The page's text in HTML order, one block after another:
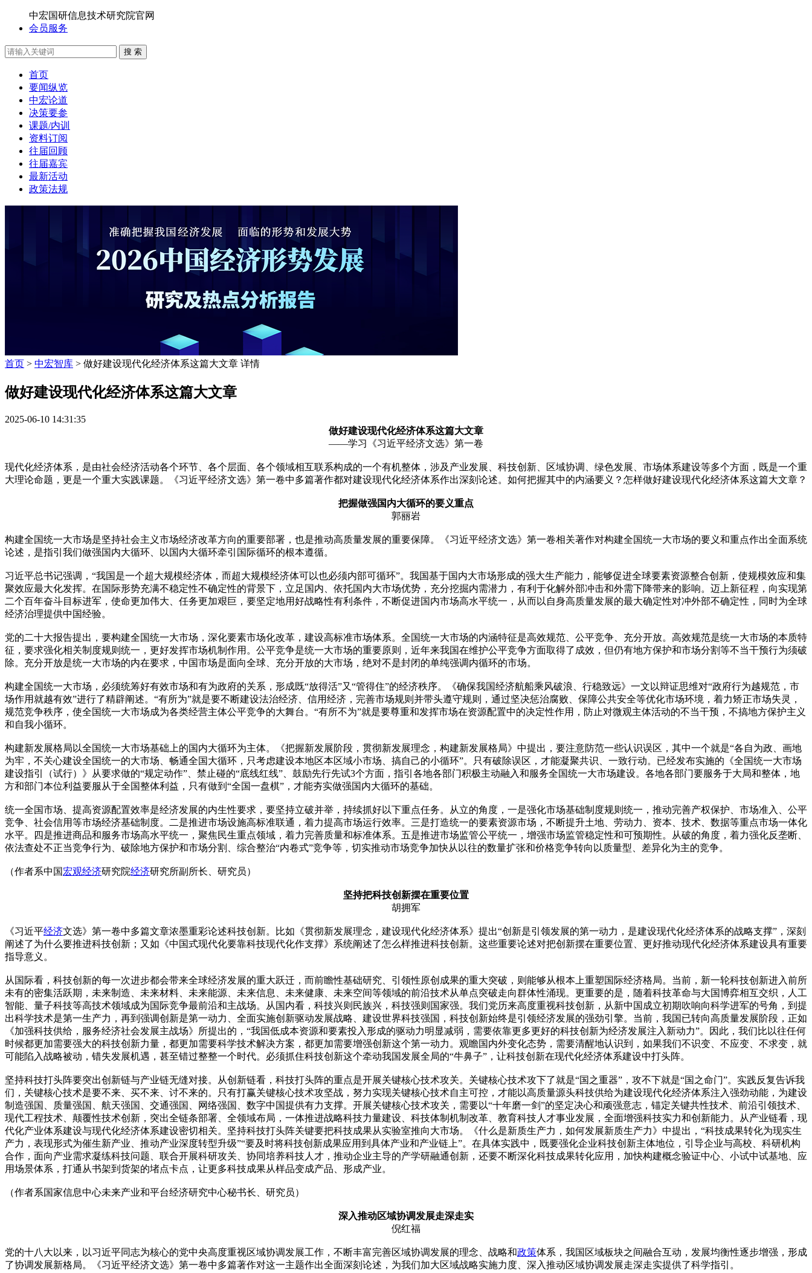
中宏国研信息技术研究院官网
会员服务
搜 索
首页
要闻纵览
中宏论道
决策要参
课题/内训
资料订阅
往届回顾
往届嘉宾
最新活动
政策法规
首页 > 中宏智库 > 做好建设现代化经济体系这篇大文章 详情
做好建设现代化经济体系这篇大文章
2025-06-10 14:31:35
做好建设现代化经济体系这篇大文章
——学习《习近平经济文选》第一卷
现代化经济体系，是由社会经济活动各个环节、各个层面、各个领域相互联系构成的一个有机整体，涉及产业发展、科技创新、区域协调、绿色发展、市场体系建设等多个方面，既是一个重
大理论命题，更是一个重大实践课题。《习近平经济文选》第一卷中多篇著作都对建设现代化经济体系作出深刻论述。如何把握其中的内涵要义？怎样做好建设现代化经济体系这篇大文章？
把握做强国内大循环的要义重点
郭丽岩
构建全国统一大市场是坚持社会主义市场经济改革方向的重要部署，也是推动高质量发展的重要保障。《习近平经济文选》第一卷相关著作对构建全国统一大市场的要义和重点作出全面系统
论述，是指引我们做强国内大循环、以国内大循环牵引国际循环的根本遵循。
习近平总书记强调，“我国是一个超大规模经济体，而超大规模经济体可以也必须内部可循环”。我国基于国内大市场形成的强大生产能力，能够促进全球要素资源整合创新，使规模效应和集
聚效应最大化发挥。在国际形势充满不稳定性不确定性的背景下，立足国内、依托国内大市场优势，充分挖掘内需潜力，有利于化解外部冲击和外需下降带来的影响。迈上新征程，向实现第
二个百年奋斗目标进军，使命更加伟大、任务更加艰巨，要坚定地用好战略性有利条件，不断促进国内市场高水平统一，从而以自身高质量发展的最大确定性对冲外部不确定性，同时为全球
经济治理提供中国经验。
党的二十大报告提出，要构建全国统一大市场，深化要素市场化改革，建设高标准市场体系。全国统一大市场的内涵特征是高效规范、公平竞争、充分开放。高效规范是统一大市场的本质特
征，要求强化相关制度规则统一，更好发挥市场机制作用。公平竞争是统一大市场的重要原则，近年来我国在维护公平竞争方面取得了成效，但仍有地方保护和市场分割等不当干预行为须破
除。充分开放是统一大市场的内在要求，中国市场是面向全球、充分开放的大市场，绝对不是封闭的单纯强调内循环的市场。
构建全国统一大市场，必须统筹好有效市场和有为政府的关系，形成既“放得活”又“管得住”的经济秩序。《确保我国经济航船乘风破浪、行稳致远》一文以辩证思维对“政府行为越规范，市
场作用就越有效”进行了精辟阐述。“有所为”就是要不断建设法治经济、信用经济，完善市场规则并带头遵守规则，通过坚决惩治腐败、保障公共安全等优化市场环境，着力矫正市场失灵，
规范竞争秩序，使全国统一大市场成为各类经营主体公平竞争的大舞台。“有所不为”就是要尊重和发挥市场在资源配置中的决定性作用，防止对微观主体活动的不当干预，不搞地方保护主义
和自我小循环。
构建新发展格局以全国统一大市场基础上的国内大循环为主体。《把握新发展阶段，贯彻新发展理念，构建新发展格局》中提出，要注意防范一些认识误区，其中一个就是“各自为政、画地
为牢，不关心建设全国统一的大市场、畅通全国大循环，只考虑建设本地区本区域小市场、搞自己的小循环”。只有破除误区，才能凝聚共识、一致行动。已经发布实施的《全国统一大市场
建设指引（试行）》从要求做的“规定动作”、禁止碰的“底线红线”、鼓励先行先试3个方面，指引各地各部门积极主动融入和服务全国统一大市场建设。各地各部门要服务于大局和整体，地
方和部门本位利益要服从于全国整体利益，只有做到“全国一盘棋”，才能夯实做强国内大循环的基础。
统一全国市场、提高资源配置效率是经济发展的内生性要求，要坚持立破并举，持续抓好以下重点任务。从立的角度，一是强化市场基础制度规则统一，推动完善产权保护、市场准入、公平
竞争、社会信用等市场经济基础制度。二是推进市场设施高标准联通，着力提高市场运行效率。三是打造统一的要素资源市场，不断提升土地、劳动力、资本、技术、数据等重点市场一体化
水平。四是推进商品和服务市场高水平统一，聚焦民生重点领域，着力完善质量和标准体系。五是推进市场监管公平统一，增强市场监管稳定性和可预期性。从破的角度，着力强化反垄断、
依法查处不正当竞争行为、破除地方保护和市场分割、综合整治“内卷式”竞争等，切实推动市场竞争加快从以往的数量扩张和价格竞争转向以质量型、差异化为主的竞争。
（作者系中国宏观经济研究院经济研究所副所长、研究员）
坚持把科技创新摆在重要位置
胡拥军
《习近平经济文选》第一卷中多篇文章浓墨重彩论述科技创新。比如《贯彻新发展理念，建设现代化经济体系》提出“创新是引领发展的第一动力，是建设现代化经济体系的战略支撑”，深刻
阐述了为什么要推进科技创新；又如《中国式现代化要靠科技现代化作支撑》系统阐述了怎么样推进科技创新。这些重要论述对把创新摆在重要位置、更好推动现代化经济体系建设具有重要
指导意义。
从国际看，科技创新的每一次进步都会带来全球经济发展的重大跃迁，而前瞻性基础研究、引领性原创成果的重大突破，则能够从根本上重塑国际经济格局。当前，新一轮科技创新进入前所
未有的密集活跃期，未来制造、未来材料、未来能源、未来信息、未来健康、未来空间等领域的前沿技术从单点突破走向群体性涌现。更重要的是，随着科技革命与大国博弈相互交织，人工
智能、量子科技等高技术领域成为国际竞争最前沿和主战场。从国内看，科技兴则民族兴，科技强则国家强。我们党历来高度重视科技创新，从新中国成立初期吹响向科学进军的号角，到提
出科学技术是第一生产力，再到强调创新是第一动力、全面实施创新驱动发展战略、建设世界科技强国，科技创新始终是引领经济发展的强劲引擎。当前，我国已转向高质量发展阶段，正如
《加强科技供给，服务经济社会发展主战场》所提出的，“我国低成本资源和要素投入形成的驱动力明显减弱，需要依靠更多更好的科技创新为经济发展注入新动力”。因此，我们比以往任何
时候都更加需要强大的科技创新力量，都更加需要科学技术解决方案，都更加需要增强创新这个第一动力。观瞻国内外变化态势，需要清醒地认识到，如果我们不识变、不应变、不求变，就
可能陷入战略被动，错失发展机遇，甚至错过整整一个时代。必须抓住科技创新这个牵动我国发展全局的“牛鼻子”，让科技创新在现代化经济体系建设中打头阵。
坚持科技打头阵要突出创新链与产业链无缝对接。从创新链看，科技打头阵的重点是开展关键核心技术攻关。关键核心技术攻下了就是“国之重器”，攻不下就是“国之命门”。实践反复告诉我
们，关键核心技术是要不来、买不来、讨不来的。只有打赢关键核心技术攻坚战，努力实现关键核心技术自主可控，才能以高质量源头科技供给为建设现代化经济体系注入强劲动能，为建设
制造强国、质量强国、航天强国、交通强国、网络强国、数字中国提供有力支撑。开展关键核心技术攻关，需要以“十年磨一剑”的坚定决心和顽强意志，锚定关键共性技术、前沿引领技术、
现代工程技术、颠覆性技术创新，突出全链条部署、全领域布局，一体推进战略科技力量建设、科技体制机制改革、教育科技人才事业发展，全面增强科技实力和创新能力。从产业链看，现
代化产业体系建设与现代化经济体系建设密切相关。坚持科技打头阵关键要把科技成果从实验室推向大市场。《什么是新质生产力，如何发展新质生产力》中提出，“科技成果转化为现实生
产力，表现形式为催生新产业、推动产业深度转型升级”“要及时将科技创新成果应用到具体产业和产业链上”。在具体实践中，既要强化企业科技创新主体地位，引导企业与高校、科研机构
合作，面向产业需求凝练科技问题、联合开展科研攻关、协同培养科技人才，推动企业主导的产学研融通创新，还要不断深化科技成果转化应用，加快构建概念验证中心、小试中试基地、应
用场景体系，打通从书架到货架的堵点卡点，让更多科技成果从样品变成产品、形成产业。
（作者系国家信息中心未来产业和平台经济研究中心秘书长、研究员）
深入推动区域协调发展走深走实
倪红福
党的十八大以来，以习近平同志为核心的党中央高度重视区域协调发展工作，不断丰富完善区域协调发展的理念、战略和政策体系，我国区域板块之间融合互动，发展均衡性逐步增强，形成
了协调发展新格局。《习近平经济文选》第一卷中多篇著作对这一主题作出全面深刻论述，为我们加大区域战略实施力度、深入推动区域协调发展走深走实提供了科学指引。